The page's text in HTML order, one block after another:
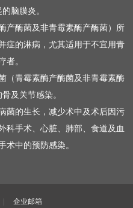
脑膜炎。
产酶菌及非青霉素酶产酶菌）所
症的淋病，尤其适用于不宜用青
者。
（青霉素酶产酶菌及非青霉素酶
及关节感染。
菌的生长，减少术中及术后因污
科手术、心脏、肺部、食道及血
术中的预防感染。
企业邮箱